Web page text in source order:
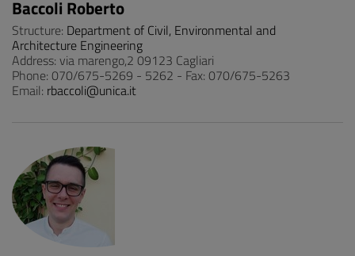
Baccoli Roberto
Structure: Department of Civil, Environmental and
Architecture Engineering
Address: via marengo,2 09123 Cagliari
Phone: 070/675-5269 - 5262 - Fax: 070/675-5263
Email: rbaccoli@unica.it